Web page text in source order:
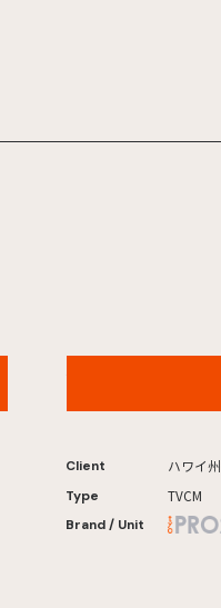
Client ハワイ
Type TVCM
Brand / Unit